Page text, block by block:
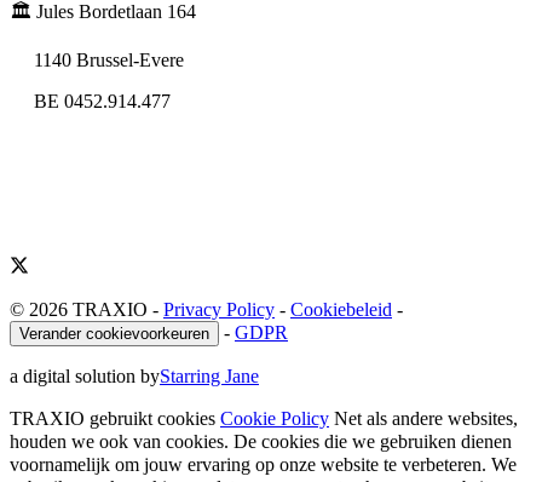
🏛️ Jules Bordetlaan 164
1140 Brussel-Evere
BE 0452.914.477
© 2026 TRAXIO - Privacy Policy - Cookiebeleid -
Verander cookievoorkeuren - GDPR
a digital solution byStarring Jane
TRAXIO gebruikt cookies Cookie Policy Net als andere websites,
houden we ook van cookies. De cookies die we gebruiken dienen
voornamelijk om jouw ervaring op onze website te verbeteren. We